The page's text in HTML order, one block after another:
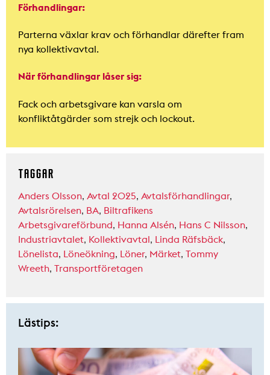
Förhandlingar:
Parterna växlar krav och förhandlar därefter fram
nya kollektivavtal.
När förhandlingar låser sig:
Fack och arbetsgivare kan varsla om
konfliktåtgärder som strejk och lockout.
TAGGAR
Anders Olsson, Avtal 2025, Avtalsförhandlingar,
Avtalsrörelsen, BA, Biltrafikens
Arbetsgivareförbund, Hanna Alsén, Hans C Nilsson,
Industriavtalet, Kollektivavtal, Linda Räfsbäck,
Lönelista, Löneökning, Löner, Märket, Tommy
Wreeth, Transportföretagen
Lästips: